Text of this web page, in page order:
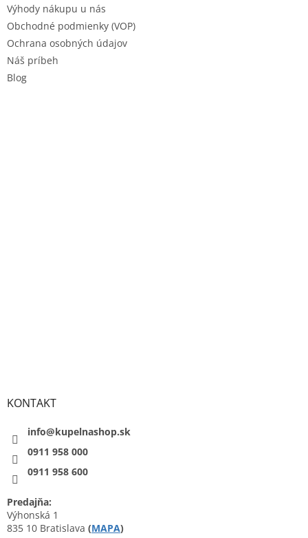
Výhody nákupu u nás
Obchodné podmienky (VOP)
Ochrana osobných údajov
Náš príbeh
Blog
KONTAKT
info@kupelnashop.sk
0911 958 000
0911 958 600
Predajňa:
Výhonská 1
835 10 Bratislava (MAPA)